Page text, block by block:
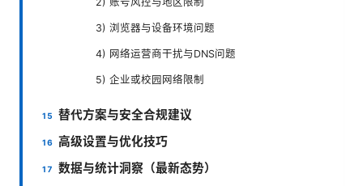
3) 浏览器与设备环境问题
4) 网络运营商干扰与DNS问题
5) 企业或校园网络限制
替代方案与安全合规建议
高级设置与优化技巧
数据与统计洞察（最新态势）